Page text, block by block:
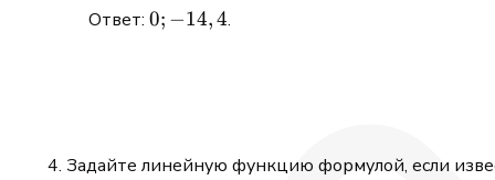
Ответ: 0;
0; −14, 4.
Задайте линейную функцию формулой, если